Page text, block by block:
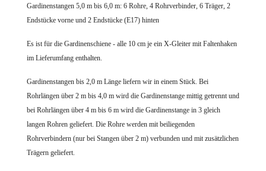
Gardinenstangen 5,0 m bis 6,0 m: 6 Rohre, 4 Rohrverbinder, 6 Träger, 2
Endstücke vorne und 2 Endstücke (E17) hinten
Es ist für die Gardinenschiene - alle 10 cm je ein X-Gleiter mit Faltenhaken
im Lieferumfang enthalten.
Gardinenstangen bis 2,0 m Länge liefern wir in einem Stück. Bei
Rohrlängen über 2 m bis 4,0 m wird die Gardinenstange mittig getrennt und
bei Rohrlängen über 4 m bis 6 m wird die Gardinenstange in 3 gleich
langen Rohren geliefert. Die Rohre werden mit beiliegenden
Rohrverbindern (nur bei Stangen über 2 m) verbunden und mit zusätzlichen
Trägern geliefert.